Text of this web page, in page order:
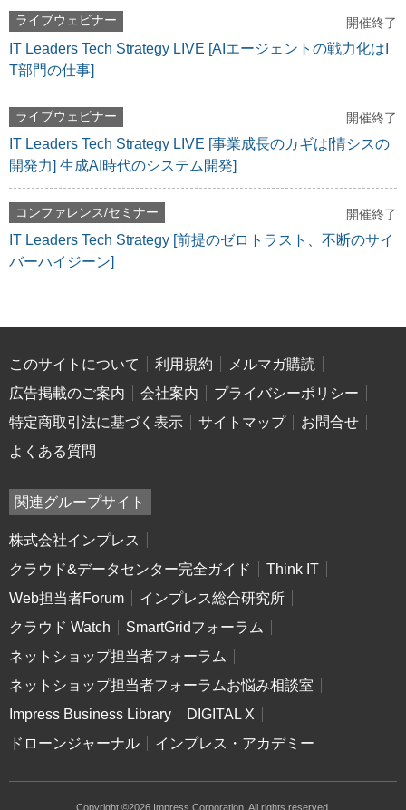
ライブウェビナー 開催終了
IT Leaders Tech Strategy LIVE [AIエージェントの戦力化はI
T部門の仕事]
ライブウェビナー 開催終了
IT Leaders Tech Strategy LIVE [事業成長のカギは[情シスの
開発力] 生成AI時代のシステム開発]
コンファレンス/セミナー 開催終了
IT Leaders Tech Strategy [前提のゼロトラスト、不断のサイ
バーハイジーン]
このサイトについて 利用規約
メルマガ購読
広告掲載のご案内
会社案内
プライバシーポリシー
特定商取引法に基づく表示
サイトマップ
お問合せ
よくある質問
関連グループサイト
株式会社インプレス
クラウド&データセンター完全ガイド
Think IT
Web担当者Forum
インプレス総合研究所
クラウド Watch
SmartGridフォーラム
ネットショップ担当者フォーラム
ネットショップ担当者フォーラムお悩み相談室
Impress Business Library
DIGITAL X
ドローンジャーナル
インプレス・アカデミー
Copyright ©2026 Impress Corporation. All rights reserved.